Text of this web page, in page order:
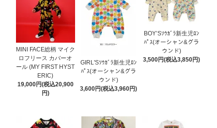
MINI FACE総柄 マイク
ロフリース カバーオ
ール (MY FIRST HYST
ERIC)
19,000円(税込20,900
円)
GIRL'Sｿｳｶﾞﾗ新生児ﾛﾝ
ﾊﾟｽ(オーシャン&グラ
ウンド)
3,600円(税込3,960円)
BOY’Sｿｳｶﾞﾗ新生児ﾛﾝ
ﾊﾟｽ(オーシャン&グラ
ウンド)
3,500円(税込3,850円)